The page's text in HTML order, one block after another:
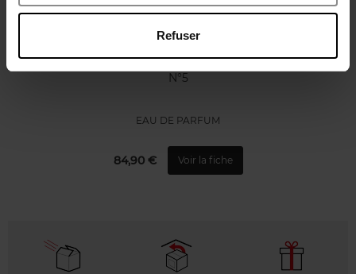
Refuser
N°5
EAU DE PARFUM
84,90 € Voir la fiche